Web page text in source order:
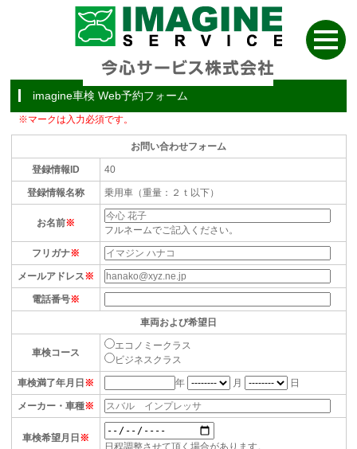
imagine車検 Web予約フォーム
※マークは入力必須です。
お問い合わせフォーム
登録情報ID 40
登録情報名称 乗用車（重量：２ｔ以下）
お名前※
フルネームでご記入ください。
フリガナ※
メールアドレス※
電話番号※
車両および希望日
車検コース
エコノミークラス
ビジネスクラス
車検満了年月日 ※ 年 月 日
メーカー・車種※
車検希望月日 ※